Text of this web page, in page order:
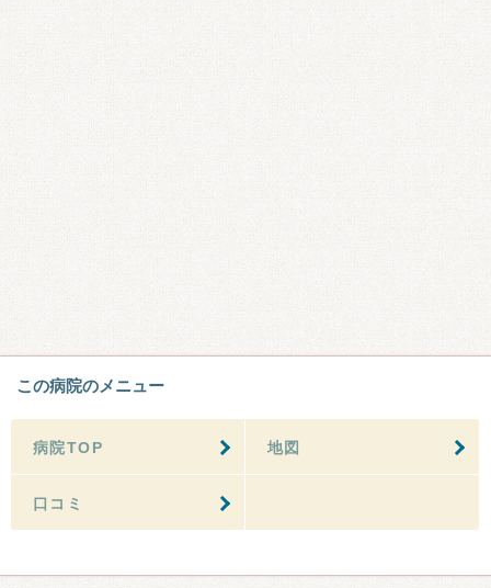
この病院のメニュー
病院TOP 地図
口コミ